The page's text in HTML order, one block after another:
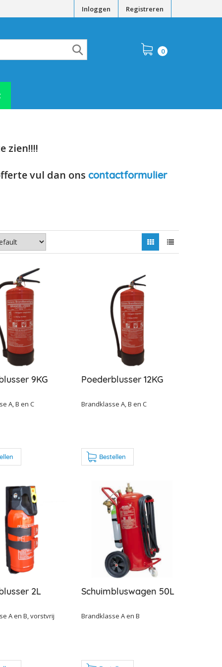
Inloggen Registreren
0
zien!!!!
vul dan ons contactformulier
9KG
A, B en C
Poederblusser 12KG
Brandklasse A, B en C
Bestellen
2L
A en B, vorstvrij
Schuimbluswagen 50L
Brandklasse A en B